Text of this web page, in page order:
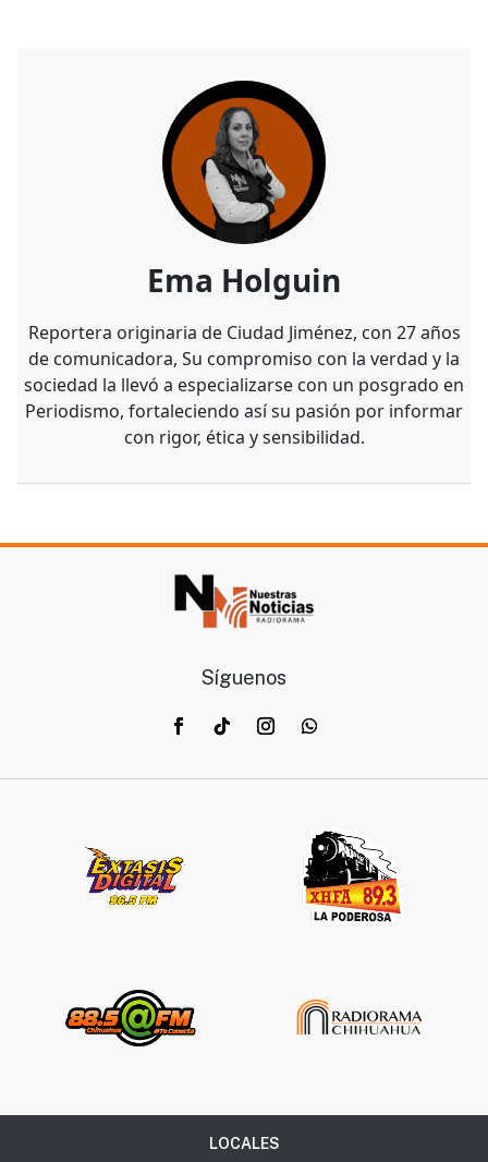
Ema Holguin
Reportera originaria de Ciudad Jiménez, con 27 años
de comunicadora, Su compromiso con la verdad y la
sociedad la llevó a especializarse con un posgrado en
Periodismo, fortaleciendo así su pasión por informar
con rigor, ética y sensibilidad.
Síguenos
LOCALES